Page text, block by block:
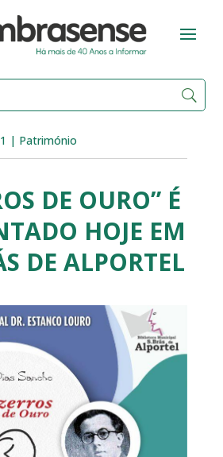
| Património
DE OURO” É
HOJE EM
DE ALPORTEL